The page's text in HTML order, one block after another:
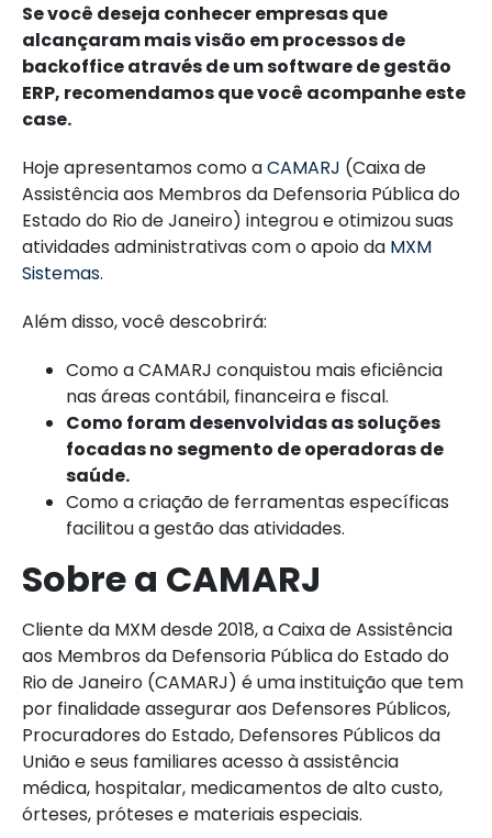
Se você deseja conhecer empresas que
alcançaram mais visão em processos de
backoffice através de um software de gestão
ERP, recomendamos que você acompanhe este
case.
Hoje apresentamos como aCAMARJ (Caixa de
Assistência aos Membros da Defensoria Pública do
Estado do Rio de Janeiro) integrou e otimizou suas
atividades administrativas com o apoio da MXM
Sistemas.
Além disso, você descobrirá:
Como a CAMARJ conquistou mais eficiência
nas áreas contábil, financeira e fiscal.
Como foram desenvolvidas as soluções
focadas no segmento de operadoras de
saúde.
Como a criação de ferramentas específicas
facilitou a gestão das atividades.
Sobre a CAMARJ
Cliente da MXM desde 2018, a Caixa de Assistência
aos Membros da Defensoria Pública do Estado do
Rio de Janeiro (CAMARJ) é uma instituição que tem
por finalidade assegurar aos Defensores Públicos,
Procuradores do Estado, Defensores Públicos da
União e seus familiares acesso à assistência
médica, hospitalar, medicamentos de alto custo,
órteses, próteses e materiais especiais.